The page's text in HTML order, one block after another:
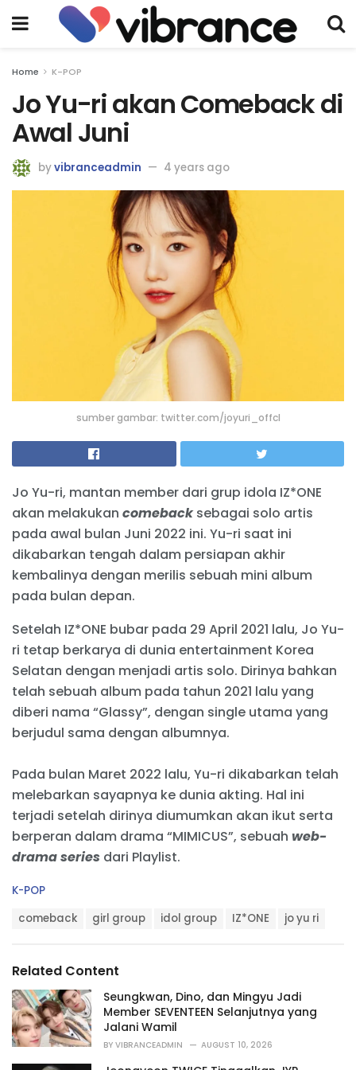
Home K-POP
Jo Yu-ri akan Comeback di
Awal Juni
byvibranceadmin 4 years ago
sumber gambar: twitter.com/joyuri_offcl
Jo Yu-ri, mantan member dari grup idola IZ*ONE
akan melakukan comebacksebagai solo artis
pada awal bulan Juni 2022 ini. Yu-ri saat ini
dikabarkan tengah dalam persiapan akhir
kembalinya dengan merilis sebuah mini album
pada bulan depan.
Setelah IZ*ONE bubar pada 29 April 2021 lalu, Jo Yu-
ri tetap berkarya di dunia entertainment Korea
Selatan dengan menjadi artis solo. Dirinya bahkan
telah sebuah album pada tahun 2021 lalu yang
diberi nama “Glassy”, dengan single utama yang
berjudul sama dengan albumnya.
Pada bulan Maret 2022 lalu, Yu-ri dikabarkan telah
melebarkan sayapnya ke dunia akting. Hal ini
terjadi setelah dirinya diumumkan akan ikut serta
berperan dalam drama “MIMICUS”, sebuah web-
drama series dari Playlist.
C
r
i
e
s
:
K-POP
:
comeback girl group idol group IZ*ONE jo yu ri
Related Content
Seungkwan, Dino, dan Mingyu Jadi
Member SEVENTEEN Selanjutnya yang
Jalani Wamil
BY VIBRANCEADMIN AUGUST 10, 2026